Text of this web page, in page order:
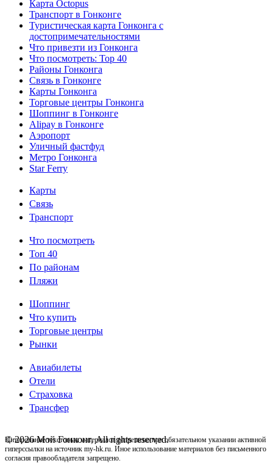
Карта Octopus
Транспорт в Гонконге
Туристическая карта Гонконга с
достопримечательностями
Что привезти из Гонконга
Что посмотреть: Top 40
Районы Гонконга
Связь в Гонконге
Карты Гонконга
Торговые центры Гонконга
Шоппинг в Гонконге
Alipay в Гонконге
Аэропорт
Уличный фастфуд
Метро Гонконга
Star Ferry
Информация
Карты
Связь
Транспорт
Что
посмотреть
bottom
Что посмотреть
Топ 40
По районам
Пляжи
Шоппинг
bottom
Шоппинг
Что купить
Торговые центры
Рынки
bottom
Авиабилеты
Отели
Страховка
Трансфер
© 2026 Мой Гонконг, All rights reserved.
Цитирование текстовых материалов разрешено при обязательном указании активной
гиперссылки на источник my-hk.ru. Иное использование материалов без письменного
согласия правообладателя запрещено.